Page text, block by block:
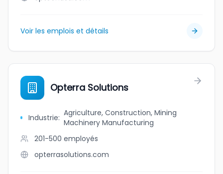
Voir les emplois et détails
Opterra Solutions
Industrie: Agriculture, Construction, Mining
Machinery Manufacturing
201-500 employés
opterrasolutions.com